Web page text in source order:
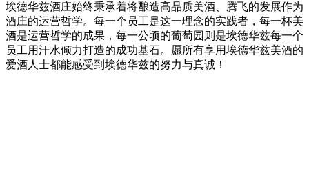
埃德华兹酒庄始终秉承着将酿造高品质美酒、腾飞的发展作为
酒庄的运营哲学。每一个员工是这一理念的实践者，每一杯美
酒是运营哲学的成果，每一公顷的葡萄园则是埃德华兹每一个
员工用汗水倾力打造的成功基石。愿所有享用埃德华兹美酒的
爱酒人士都能感受到埃德华兹的努力与真诚！